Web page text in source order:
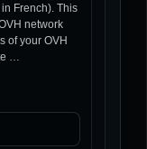
French). This
network
of your OVH
…